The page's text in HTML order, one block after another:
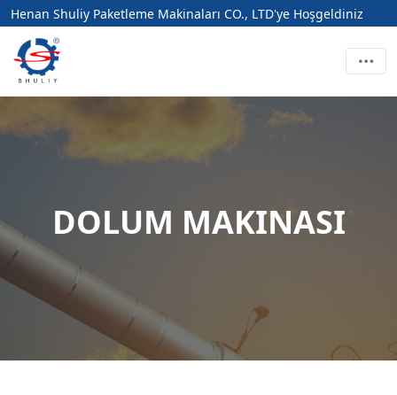
Henan Shuliy Paketleme Makinaları CO., LTD'ye Hoşgeldiniz
DOLUM MAKINASI